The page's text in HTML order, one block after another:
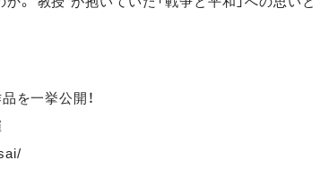
を一挙公開！